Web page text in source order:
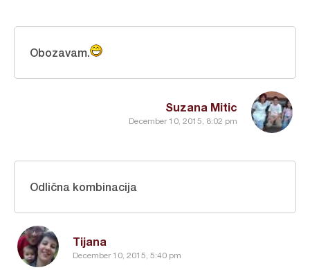
Suzana Mitic
December 10, 2015, 8:02 pm
Obozavam.
Tijana
December 10, 2015, 5:40 pm
Odlična kombinacija